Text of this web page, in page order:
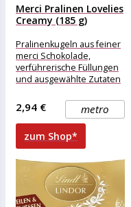
Merci Pralinen Lovelies
Creamy (185 g)
Pralinenkugeln aus feiner
merci Schokolade,
verführerische Füllungen
und ausgewählte Zutaten
Verwöhnender
Schokoladengenuss in
einer farbenfrohen
metro
2,94 €
zum Shop*